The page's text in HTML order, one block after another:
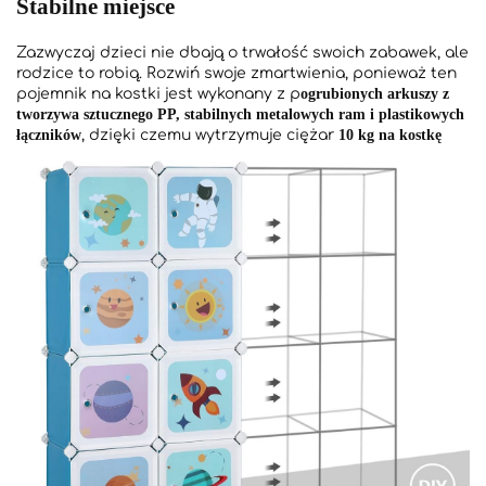
Stabilne miejsce
Zazwyczaj dzieci nie dbają o trwałość swoich zabawek, ale
rodzice to robią. Rozwiń swoje zmartwienia, ponieważ ten
pojemnik na kostki jest wykonany z pogrubionych arkuszy z
tworzywa sztucznego PP, stabilnych metalowych ram i plastikowych
łączników, dzięki czemu wytrzymuje ciężar 10 kg na kostkę